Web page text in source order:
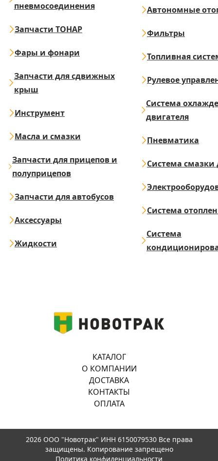
пневмосоединения
Запчасти ТОНАР
Фары и фонари
Запчасти для сдвижных
крыш
Инструмент
Масла и смазки
Запчасти для прицепов и
полуприцепов
Запчасти для автобусов
Аксессуары
Жидкости
Автономные
Фильтры
Топливная
Рулевое
Система
двигателя
Пневматика
Система смазки
Система
Система
КАТАЛОГ
О КОМПАНИИ
ДОСТАВКА
КОНТАКТЫ
ОПЛАТА
2026 ООО "Новотрак" ИНН 6150079530 Все права
защищены. Копирование запрещено
Политика конфиденциальности